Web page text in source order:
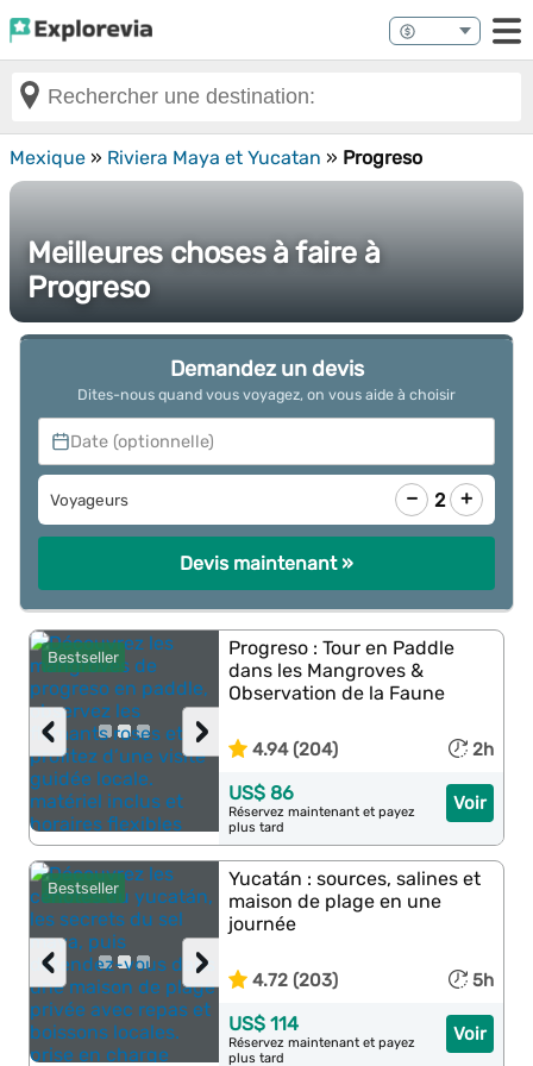
Mexique » Riviera Maya et Yucatan » Progreso
Meilleures choses à faire à
Progreso
Demandez un devis
Dites-nous quand vous voyagez, on vous aide à choisir
Date (optionnelle)
Voyageurs − 2 +
Devis maintenant »
Bestseller
›
‹
Progreso : Tour en Paddle
dans les Mangroves &
Observation de la Faune
4.94 (204) 2h
Voir
US$ 86
Réservez maintenant et payez
plus tard
Bestseller
›
‹
Yucatán : sources, salines et
maison de plage en une
journée
4.72 (203) 5h
Voir
US$ 114
Réservez maintenant et payez
plus tard